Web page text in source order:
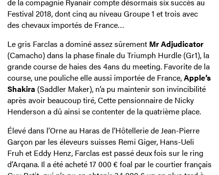
Festival 2018, dont cinq au niveau Groupe 1 et trois avec
des chevaux importés de France…
Le gris Farclas a dominé assez sûrement Mr Adjudicator
(Camacho) dans la phase finale du Triumph Hurdle (Gr1), la
grande course de haies des 4ans du meeting. Favorite de la
course, une pouliche elle aussi importée de France,Apple’s
Shakira (Saddler Maker), n’a pu maintenir son invincibilité
après avoir beaucoup tiré, Cette pensionnaire de Nicky
Henderson a dû ainsi se contenter de la quatrième place.
Élevé dans l’Orne au Haras de l’Hôtellerie de Jean-Pierre
Garçon par les éleveurs suisses Remi Giger, Hans-Ueli
Fruh et Eddy Henz, Farclas est passé deux fois sur le ring
d’Arqana. Il a été acheté 17 000 € foal par le courtier français